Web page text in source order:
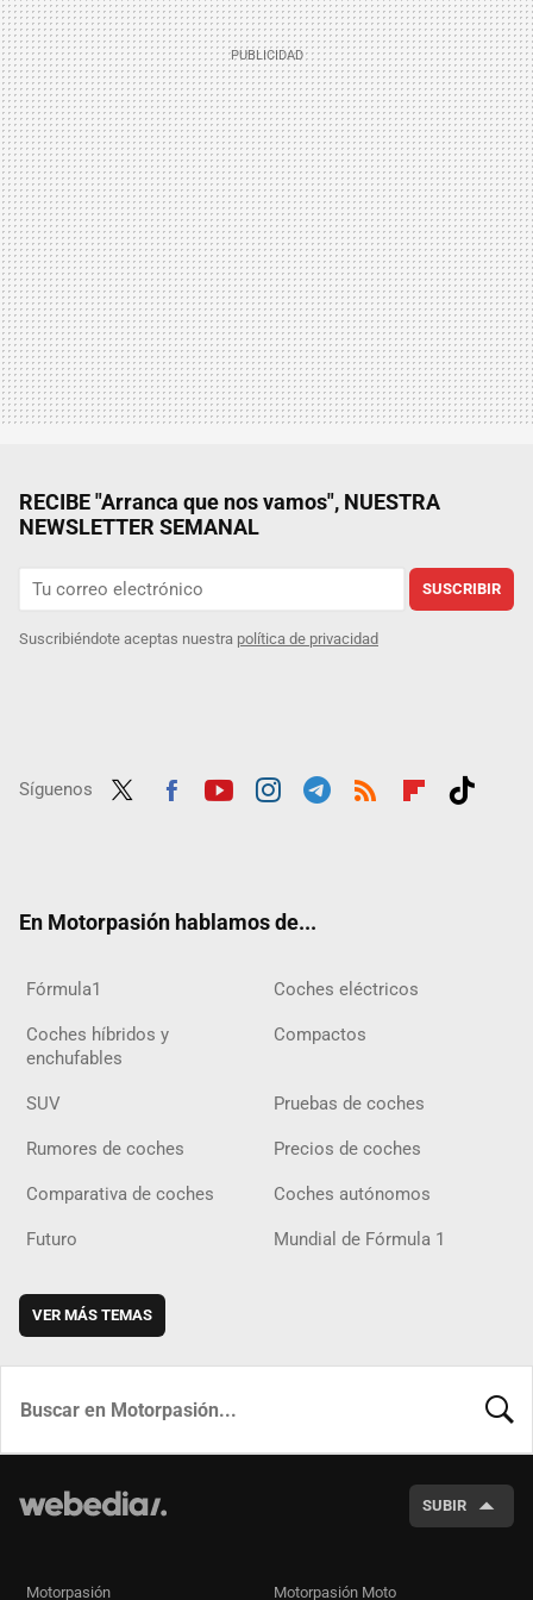
RECIBE "Arranca que nos vamos", NUESTRA
NEWSLETTER SEMANAL
SUSCRIBIR
Suscribiéndote aceptas nuestra política de privacidad
Síguenos
En Motorpasión hablamos de...
Fórmula1 Coches eléctricos
Coches híbridos y
enchufables
Compactos
SUV Pruebas de coches
Rumores de coches Precios de coches
Comparativa de coches Coches autónomos
Futuro Mundial de Fórmula 1
VER MÁS TEMAS
SUBIR
Motorpasión Motorpasión Moto